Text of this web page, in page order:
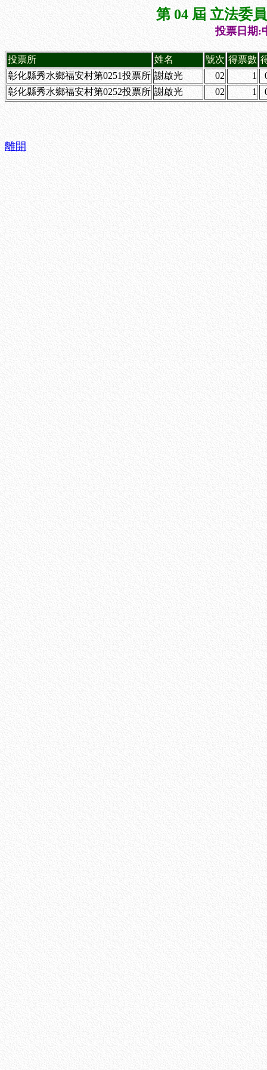
第 04 屆 立法委
投票日期:
投票所 姓名 號次 得票數
彰化縣秀水鄉福安村第0251投票所 謝啟光 02 1
彰化縣秀水鄉福安村第0252投票所 謝啟光 02 1
離開